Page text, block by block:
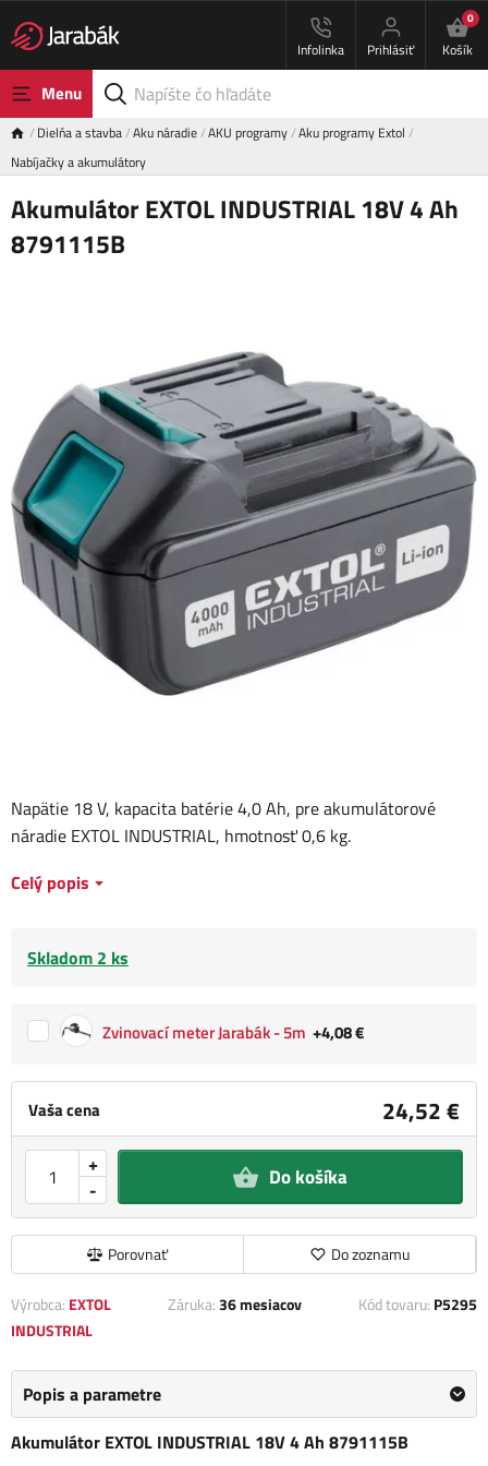
Infolinka Prihlásiť
0
Košík
Menu
Dielňa a stavba Aku náradie AKU programy Aku programy Extol
Nabíjačky a akumulátory
Akumulátor EXTOL INDUSTRIAL 18V 4 Ah
8791115B
Vaša cena 24,52 €
-
+ Do košíka
Porovnať Do zoznamu
Napätie 18 V, kapacita batérie 4,0 Ah, pre akumulátorové
náradie EXTOL INDUSTRIAL, hmotnosť 0,6 kg.
Celý popis
Skladom 2 ks
Zvinovací meter Jarabák - 5m +4,08 €
Výrobca: EXTOL
INDUSTRIAL
Záruka:36 mesiacov Kód tovaru: P5295
Popis a parametre
Akumulátor EXTOL INDUSTRIAL 18V 4 Ah 8791115B